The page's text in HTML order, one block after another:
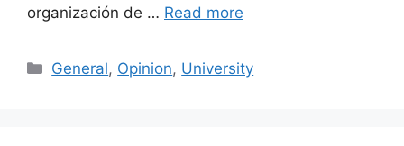
organización de … Read more
Categories
General, Opinion, University